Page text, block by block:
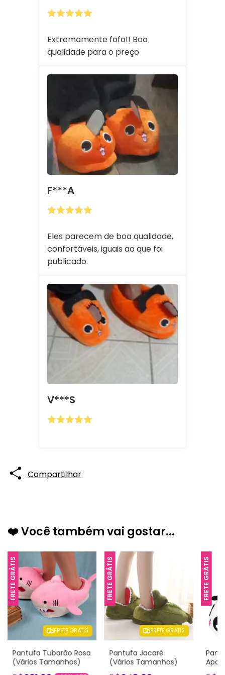
Extremamente fofo!! Boa
qualidade para o preço
F***a
Eles parecem de boa qualidade,
confortáveis, iguais ao que foi
publicado.
V***s
Compartilhar
❤️ Você também vai gostar...
FRETE GRÁTIS
FRETE GRÁTIS
Pantufa Tubarão Rosa
(Vários Tamanhos)
FRETE GRÁTIS
FRETE GRÁTIS
Pantufa Jacaré
(Vários Tamanhos)
FRETE GRÁTIS